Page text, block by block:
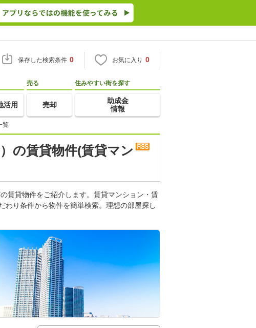
保存した検索条件 0 お気に入り 0
活用
売る
売却
住みやすい街を探す
助成金
情報
覧
の賃貸物件(賃貸マン
賃貸物件をご紹介します。賃貸マンション・賃
り条件から物件を簡単検索。理想の部屋探し